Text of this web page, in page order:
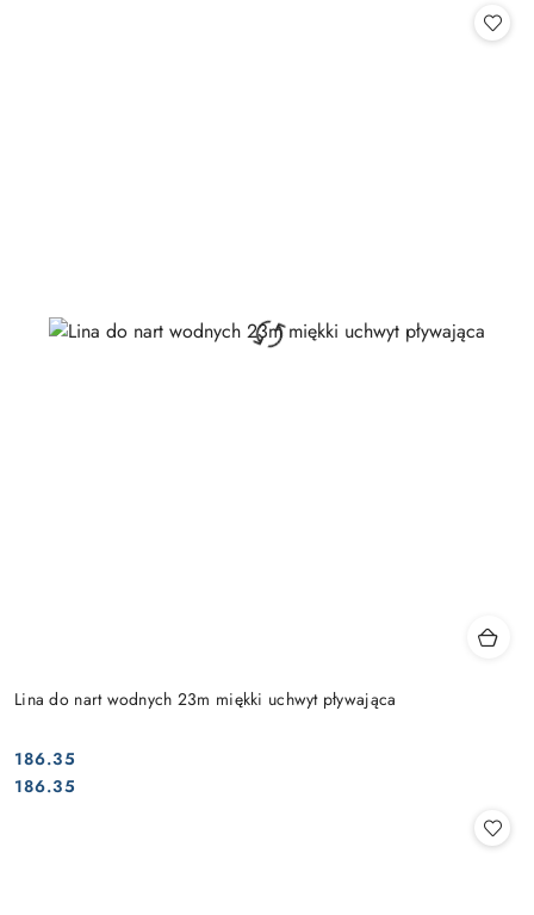
Lina do nart wodnych 23m miękki uchwyt pływająca
Cena:
186.35
Cena:
186.35